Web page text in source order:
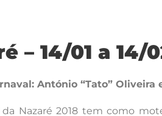
– 14/01 a 14/
António “Tato”
da Nazaré 2018 tem como